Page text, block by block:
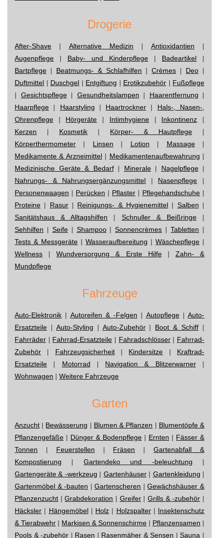
Drogerie
After-Shave | Alternative Medizin | Antioxidantien |
Augenpflege | Baby- und Kinderpflege | Badeartikel |
Bartpflege | Beatmungs- & Schlafhilfen | Crèmes | Deo |
Duftmittel | Duschgel | Entgiftung | Erotikzubehör | Fußpflege
| Gesichtspflege| Gesundheitslampen | Haarentfernung |
Haarpflege | Haarstyling | Haartrockner | Hals-, Nasen-,
Ohrenpflege | Hörgeräte | Intimhygiene| Inkontinenz |
Kerzen | Kosmetik | Körper- & Hautpflege |
Körperthermometer | Linsen | Lotion | Massage|
Medikamente & Arzneimittel| Medikamentenaufbewahrung |
Medizinische Geräte & Bedarf| Minerale| Nagelpflege|
Nahrungs- & Nahrungsergänzungsmittel | Nasenpflege |
Personenwaagen | Perücken | Pflaster | Pflegehandschuhe |
Proteine | Rasur| Reinigungs- & Hygienemittel | Salben |
Sanitätshaus & Alltagshilfen | Schnuller & Beißringe|
Sehhilfen | Seife| Shampoo|Sonnencrèmes |Tabletten |
Tests & Messgeräte | Wasseraufbereitung | Wäschepflege |
Wellness |Wundversorgung & Erste Hilfe| Zahn- &
Mundpflege
Fahrzeuge
Auto-Elektronik | Autoreifen & -Felgen | Autopflege| Auto-
Ersatzteile | Auto-Styling | Auto-Zubehör| Boot & Schiff |
Fahrräder | Fahrrad-Ersatzteile | Fahradschlösser| Fahrrad-
Zubehör | Fahrzeugsicherheit| Kindersitze | Kraftrad-
Ersatzteile | Motorrad | Navigation & Blitzerwarner|
Wohnwagen | Weitere Fahrzeuge
Garten
Anzucht | Bewässerung | Blumen & Pflanzen | Blumentöpfe &
Pflanzengefäße | Dünger & Bodenpflege | Ernten | Fässer &
Tonnen | Feuerstellen | Fräsen |Gartenabfall &
Kompostierung | Gartendeko und -beleuchtung |
Gartengeräte & -werkzeug | Gartenhäuser| Gartenkleidung |
Gartenmöbel & -bauten |Gartenscheren |Gewächshäuser &
Pflanzenzucht |Grabdekoration | Greifer|Grills & -zubehör |
Häcksler | Hängemöbel| Holz | Holzspalter| Insektenschutz
& Tierabwehr | Markisen & Sonnenschirme | Pflanzensamen |
Pools & -zubehör | Rasen | Rasenmäher & Sensen |Sauna |